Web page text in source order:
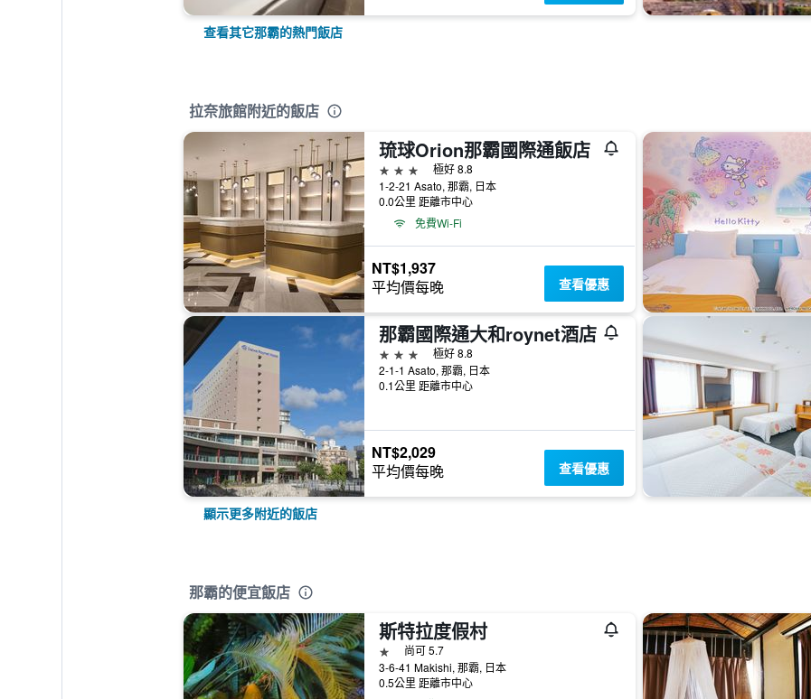
查看其它那霸的熱門飯店
拉奈旅館附近的飯店
琉球Orion那霸國際通飯店
3星級
極好 8.8
1-2-21 Asato, 那霸, 日本
0.0公里 距離市中心
免費Wi-Fi
NT$1,937
平均價每晚 查看優惠
那霸國際通大和roynet酒店
3星級
極好 8.8
2-1-1 Asato, 那霸, 日本
0.1公里 距離市中心
NT$2,029
平均價每晚 查看優惠
顯示更多附近的飯店
那霸的便宜飯店
斯特拉度假村
1星級尚可 5.7
3-6-41 Makishi, 那霸, 日本
0.5公里 距離市中心